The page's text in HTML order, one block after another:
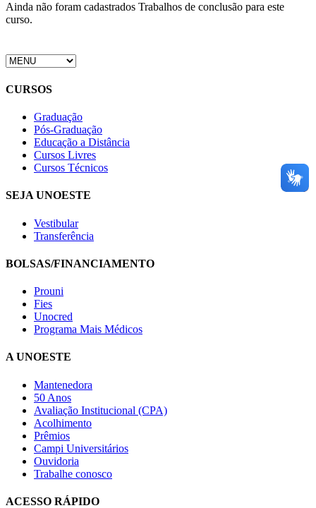
Ainda não foram cadastrados Trabalhos de conclusão para este
curso.
CURSOS
Graduação
Pós-Graduação
Educação a Distância
Cursos Livres
Cursos Técnicos
SEJA UNOESTE
Vestibular
Transferência
BOLSAS/FINANCIAMENTO
Prouni
Fies
Unocred
Programa Mais Médicos
A UNOESTE
Mantenedora
50 Anos
Avaliação Institucional (CPA)
Acolhimento
Prêmios
Campi Universitários
Ouvidoria
Trabalhe conosco
ACESSO RÁPIDO